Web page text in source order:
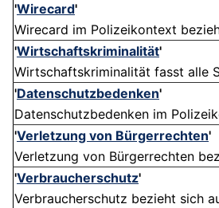
'Wirecard'
Wirecard im Polizeikontext
'Wirtschaftskriminalität'
Wirtschaftskriminalität fasst alle
'Datenschutzbedenken'
Datenschutzbedenken im
'Verletzung von Bürgerrechten'
Verletzung von Bürgerrechten
'Verbraucherschutz'
Verbraucherschutz bezieht sich